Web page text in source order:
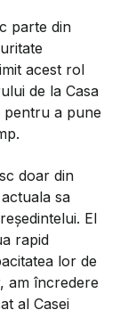
parte din
acest rol
de la Casa
pentru a pune
doar din
sa
El
rapid
lor de
am încredere
al Casei